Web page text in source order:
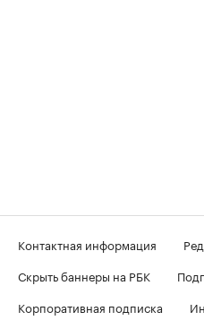
Контактная информация
Скрыть баннеры на РБК
Корпоративная подписка